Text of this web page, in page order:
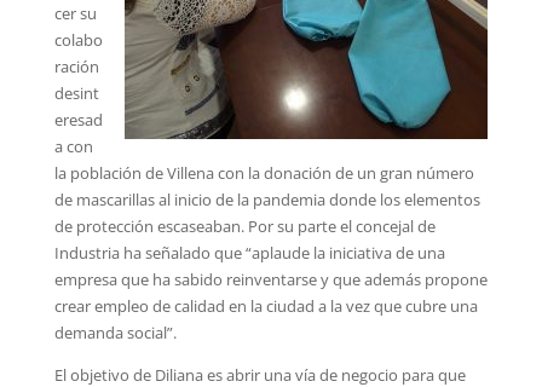
cer su
colabo
ración
desint
eresad
a con
la población de Villena con la donación de un gran número
de mascarillas al inicio de la pandemia donde los elementos
de protección escaseaban. Por su parte el concejal de
Industria ha señalado que “aplaude la iniciativa de una
empresa que ha sabido reinventarse y que además propone
crear empleo de calidad en la ciudad a la vez que cubre una
demanda social”.
El objetivo de Diliana es abrir una vía de negocio para que